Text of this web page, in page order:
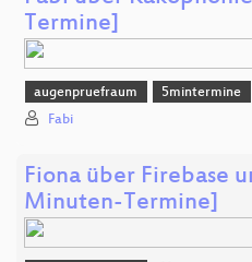
Termine]
augenpruefraum 5mintermine
Fabi
Fiona über Firebase
Minuten-Termine]